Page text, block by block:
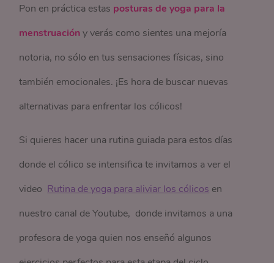
Pon en práctica estas posturas de yoga para la
menstruacióny verás como sientes una mejoría
notoria, no sólo en tus sensaciones físicas, sino
también emocionales. ¡Es hora de buscar nuevas
alternativas para enfrentar los cólicos!
Si quieres hacer una rutina guiada para estos días
donde el cólico se intensifica te invitamos a ver el
video Rutina de yoga para aliviar los cólicos en
nuestro canal de Youtube, donde invitamos a una
profesora de yoga quien nos enseñó algunos